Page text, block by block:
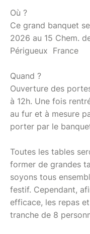
Où ?
Ce grand banquet
2026 au 15 Chem.
Périgueux France
Quand ?
Ouverture des
à 12h. Une fois
au fur et à mesure
porter par le
Toutes les tables
former de grandes
soyons tous
festif. Cependant,
efficace, les repas
tranche de 8